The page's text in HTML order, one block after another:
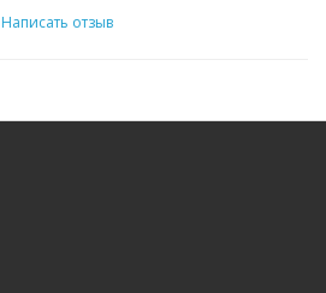
Написать отзыв